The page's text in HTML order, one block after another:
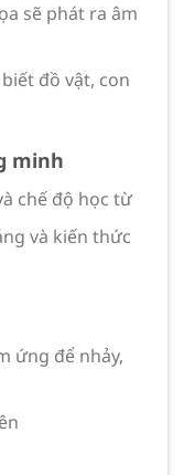
sẽ phát ra âm
đồ vật, con
minh
chế độ học từ
và kiến thức
ứng để nhảy,